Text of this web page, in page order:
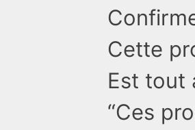
Cette
Est tout
“Ces